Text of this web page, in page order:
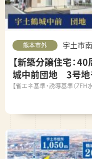
熊本市外 宇土市
【新築分譲住宅：
城中前団地 3号地
【省エネ基準・誘導基準（ZEH